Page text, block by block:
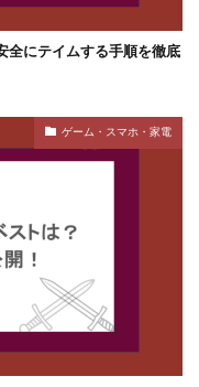
全にテイムする手順を徹底
ゲーム・スマホ・家電